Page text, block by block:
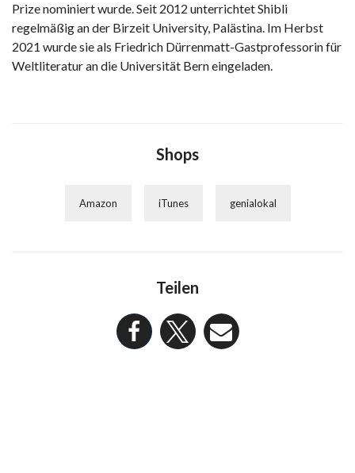
Prize nominiert wurde. Seit 2012 unterrichtet Shibli
regelmäßig an der Birzeit University, Palästina. Im Herbst
2021 wurde sie als Friedrich Dürrenmatt-Gastprofessorin für
Weltliteratur an die Universität Bern eingeladen.
Shops
Amazon iTunes genialokal
Teilen